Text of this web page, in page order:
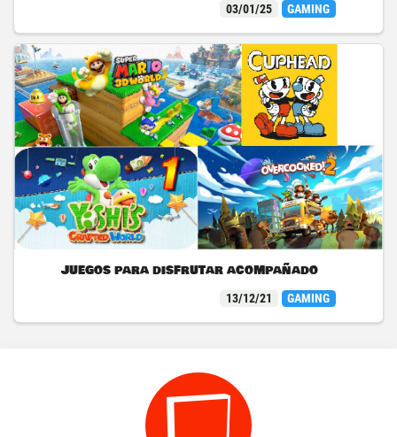
03/01/25 GAMING
Juegos para disfrutar acompañado
13/12/21 GAMING